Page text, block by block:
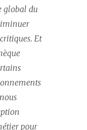
global du
Et
pour